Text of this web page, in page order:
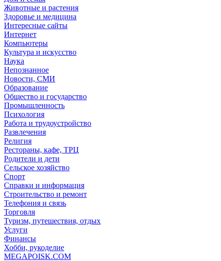
Животные и растения
Здоровье и медицина
Интересные сайты
Интернет
Компьютеры
Культура и искусство
Наука
Непознанное
Новости, СМИ
Образование
Общество и государство
Промышленность
Психология
Работа и трудоустройство
Развлечения
Религия
Рестораны, кафе, ТРЦ
Родители и дети
Сельское хозяйство
Спорт
Справки и информация
Строительство и ремонт
Телефония и связь
Торговля
Туризм, путешествия, отдых
Услуги
Финансы
Хобби, рукоделие
MEGAPOISK.COM